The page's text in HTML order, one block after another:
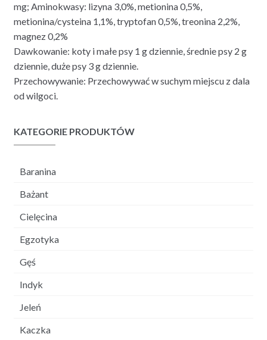
mg; Aminokwasy: lizyna 3,0%, metionina 0,5%,
metionina/cysteina 1,1%, tryptofan 0,5%, treonina 2,2%,
magnez 0,2%
Dawkowanie: koty i małe psy 1 g dziennie, średnie psy 2 g
dziennie, duże psy 3 g dziennie.
Przechowywanie: Przechowywać w suchym miejscu z dala
od wilgoci.
KATEGORIE PRODUKTÓW
Baranina
Bażant
Cielęcina
Egzotyka
Gęś
Indyk
Jeleń
Kaczka